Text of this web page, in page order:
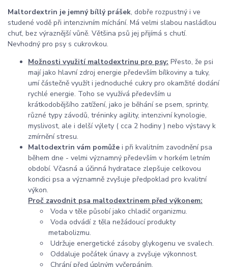
Maltordextrin je jemný bíllý prášek, dobře rozpustný i ve
studené vodě při intenzivním míchání. Má velmi slabou nasládlou
chuť, bez výraznější vůně. Většina psů jej přijímá s chutí.
Nevhodný pro psy s cukrovkou.
Možnosti využití maltodextrinu pro psy: Přesto, že psi
mají jako hlavní zdroj energie především bílkoviny a tuky,
umí částečně využít i jednoduché cukry pro okamžité dodání
rychlé energie. Toho se využívá především u
krátkodobějšího zatížení, jako je běhání se psem, sprinty,
různé typy závodů, tréninky agility, intenzivní kynologie,
myslivost, ale i delší výlety ( cca 2 hodiny ) nebo výstavy k
zmírnění stresu.
Maltodextrin vám pomůže i při kvalitním zavodnění psa
během dne - velmi významný především v horkém letním
období. Včasná a účinná hydratace zlepšuje celkovou
kondici psa a významně zvyšuje předpoklad pro kvalitní
výkon.
Proč zavodnit psa maltodextrinem před výkonem:
Voda v těle působí jako chladič organizmu.
Voda odvádí z těla nežádoucí produkty
metabolizmu.
Udržuje energetické zásoby glykogenu ve svalech.
Oddaluje počátek únavy a zvyšuje výkonnost.
Chrání před úplným vyčerpáním.